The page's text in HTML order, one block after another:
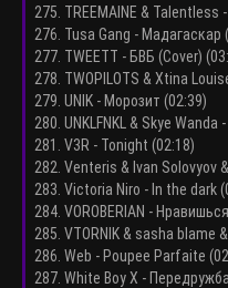
275. TREEMAINE & Talentless
276. Tusa Gang - Мадагаскар
277. TWEETT - БВБ (Cover)
278. TWOPILOTS & Xtina
279. UNIK - Морозит (02:39)
280. UNKLFNKL & Skye Wanda
281. V3R - Tonight (02:18)
282. Venteris & Ivan Solovyov
283. Victoria Niro - In the dark
284. VOROBERIAN -
285. VTORNIK & sasha
286. Web - Poupee Parfaite
287. White Boy X -